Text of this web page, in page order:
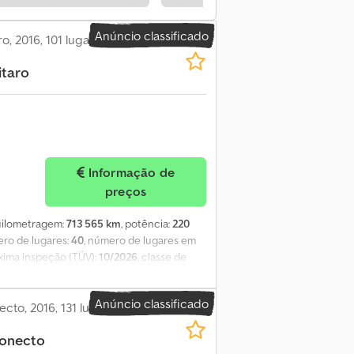
de estacionamento Vendido pela
Anúncio classificado
2016, 101 lugares
preços
713 565 km, potência:220
de lugares:40, número de lugares em
inspeção (TÜV):10/2026, classe de
estacionário, ar condicionado,
Dedpfx Aozqwbdec Hsck - Primeira
Euro: Euro 6 - Combustível: Diesel -
Eixos: 2 - Motor: Mercedes-Benz -
Anúncio classificado
2016, 131 lugares